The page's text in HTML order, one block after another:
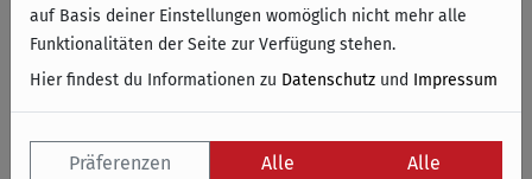
auf Basis deiner Einstellungen womöglich nicht mehr alle
Funktionalitäten der Seite zur Verfügung stehen.
Hier findest du Informationen zu Datenschutz und Impressum
Präferenzen
Alle
Alle